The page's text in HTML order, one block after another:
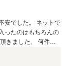
安でした。 ネットで
ったのはもちろんの
きました。 何件も